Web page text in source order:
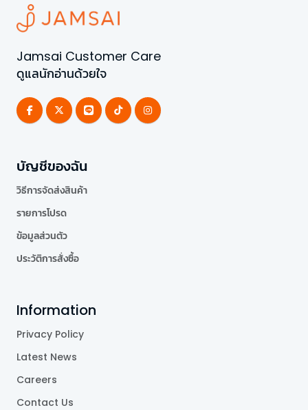
Jamsai Customer Care
ดูแลนักอ่านด้วยใจ
บัญชีของฉัน
วิธีการจัดส่งสินค้า
รายการโปรด
ข้อมูลส่วนตัว
ประวัติการสั่งซื้อ
Information
Privacy Policy
Latest News
Careers
Contact Us